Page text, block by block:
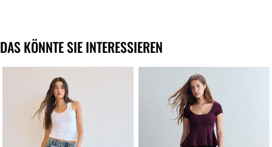
DAS KÖNNTE SIE INTERESSIEREN